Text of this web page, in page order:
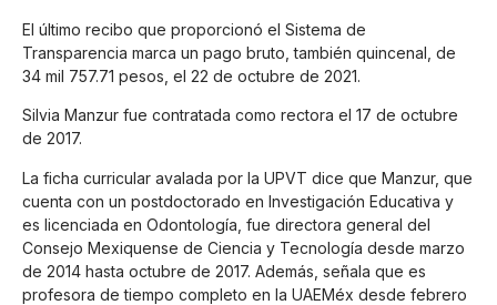
El último recibo que proporcionó el Sistema de
Transparencia marca un pago bruto, también quincenal, de
34 mil 757.71 pesos, el 22 de octubre de 2021.
Silvia Manzur fue contratada como rectora el 17 de octubre
de 2017.
La ficha curricular avalada por la UPVT dice que Manzur, que
cuenta con un postdoctorado en Investigación Educativa y
es licenciada en Odontología, fue directora general del
Consejo Mexiquense de Ciencia y Tecnología desde marzo
de 2014 hasta octubre de 2017. Además, señala que es
profesora de tiempo completo en la UAEMéx desde febrero